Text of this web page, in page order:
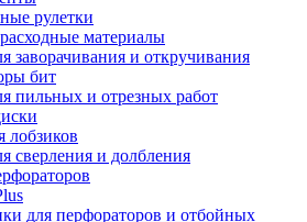
рулетки
материалы
заворачивания и откручивания
бит
пильных и отрезных работ
лобзиков
сверления и долбления
для перфораторов и отбойных